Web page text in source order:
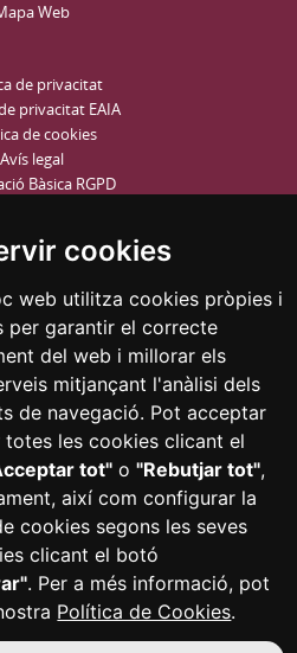
cookies
web utilitza cookies pròpies i
per garantir el correcte
del web i millorar els
mitjançant l'anàlisi dels
de navegació. Pot acceptar
les cookies clicant el
tot" o"Rebutjar tot",
així com configurar la
cookies segons les seves
clicant el botó
. Per a més informació, pot
Política de Cookies.
Web
de privacitat
privacitat EAIA
de cookies
Avís legal
Bàsica RGPD
· 43201 Reus
010 010
| reus.cat